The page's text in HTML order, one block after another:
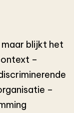
maar blijkt het
–
–